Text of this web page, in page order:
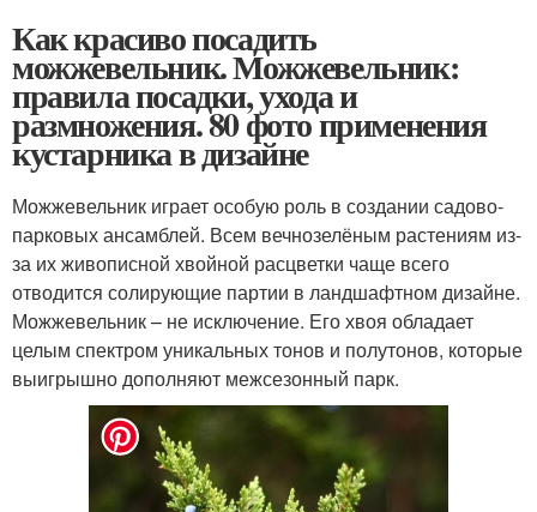
Как красиво посадить
можжевельник. Можжевельник:
правила посадки, ухода и
размножения. 80 фото применения
кустарника в дизайне
Можжевельник играет особую роль в создании садово-
парковых ансамблей. Всем вечнозелёным растениям из-
за их живописной хвойной расцветки чаще всего
отводится солирующие партии в ландшафтном дизайне.
Можжевельник – не исключение. Его хвоя обладает
целым спектром уникальных тонов и полутонов, которые
выигрышно дополняют межсезонный парк.